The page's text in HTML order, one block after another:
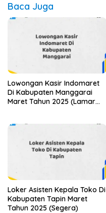
Baca Juga
Lowongan Kasir Indomaret
Di Kabupaten Manggarai
Maret Tahun 2025 (Lamar
Loker Asisten Kepala Toko Di
Kabupaten Tapin Maret
Tahun 2025 (Segera)